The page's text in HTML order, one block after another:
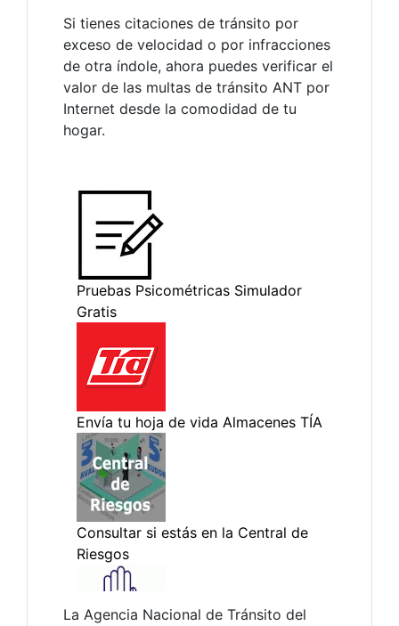
Si tienes citaciones de tránsito por
exceso de velocidad o por infracciones
de otra índole, ahora puedes verificar el
valor de las multas de tránsito ANT por
Internet desde la comodidad de tu
hogar.
La Agencia Nacional de Tránsito del